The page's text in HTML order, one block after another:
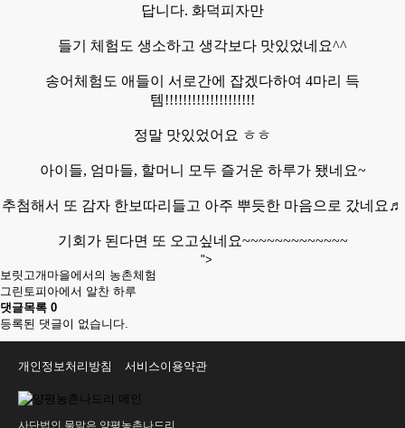
답니다. 화덕피자만
들기 체험도 생소하고 생각보다 맛있었네요^^
송어체험도 애들이 서로간에 잡겠다하여 4마리 득
템!!!!!!!!!!!!!!!!!!!!
정말 맛있었어요 ㅎㅎ
아이들, 엄마들, 할머니 모두 즐거운 하루가 됐네요~
추첨해서 또 감자 한보따리들고 아주 뿌듯한 마음으로 갔네요♬
기회가 된다면 또 오고싶네요~~~~~~~~~~~~~
">
보릿고개마을에서의 농촌체험
그린토피아에서 알찬 하루
댓글목록 0
등록된 댓글이 없습니다.
개인정보처리방침 서비스이용약관
사단법인 물맑은 양평농촌나드리